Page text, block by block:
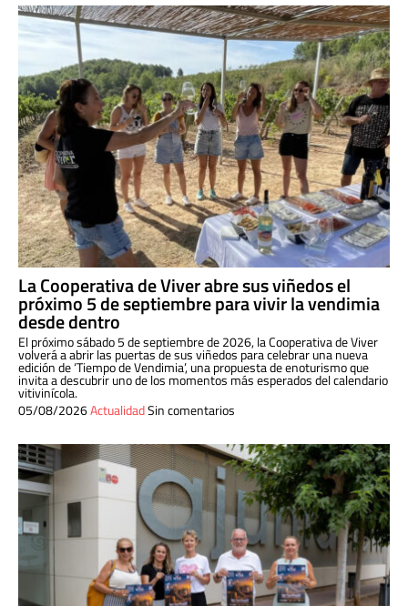
La Cooperativa de Viver abre sus viñedos el
próximo 5 de septiembre para vivir la vendimia
desde dentro
El próximo sábado 5 de septiembre de 2026, la Cooperativa de Viver
volverá a abrir las puertas de sus viñedos para celebrar una nueva
edición de ‘Tiempo de Vendimia’, una propuesta de enoturismo que
invita a descubrir uno de los momentos más esperados del calendario
vitivinícola.
05/08/2026ActualidadSin comentarios